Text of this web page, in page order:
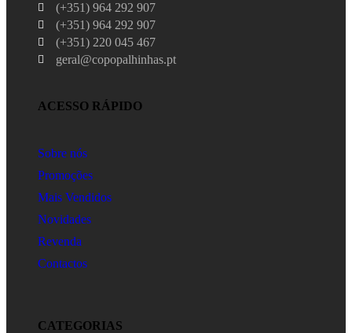
(+351) 964 292 907
(+351) 964 292 907
(+351) 220 045 467
geral@copopalhinhas.pt
ACESSO RÁPIDO
Sobre nós
Promoções
Mais Vendidos
Novidades
Revenda
Contactos
CATEGORIAS